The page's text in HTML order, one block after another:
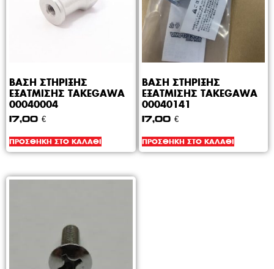
ΒΑΣΗ ΣΤΗΡΙΞΗΣ
ΕΞΑΤΜΙΣΗΣ TAKEGAWA
00040004
17,00 €
ΠΡΟΣΘΉΚΗ ΣΤΟ ΚΑΛΆΘΙ
ΒΑΣΗ ΣΤΗΡΙΞΗΣ
ΕΞΑΤΜΙΣΗΣ TAKEGAWA
00040141
17,00 €
ΠΡΟΣΘΉΚΗ ΣΤΟ ΚΑΛΆΘΙ